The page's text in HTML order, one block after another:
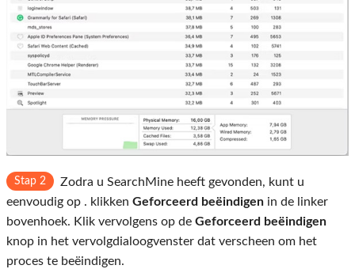
Stap 2
Zodra u SearchMine heeft gevonden, kunt u
eenvoudig op . klikken Geforceerd beëindigen in de linker
bovenhoek. Klik vervolgens op de Geforceerd beëindigen
knop in het vervolgdialoogvenster dat verscheen om het
proces te beëindigen.